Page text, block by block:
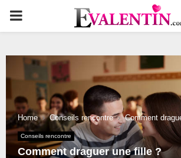
PRIMARY
Home Conseils rencontre Comment
Conseils rencontre
Comment draguer une fille ?